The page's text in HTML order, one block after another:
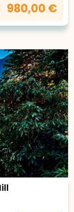
980,00 €